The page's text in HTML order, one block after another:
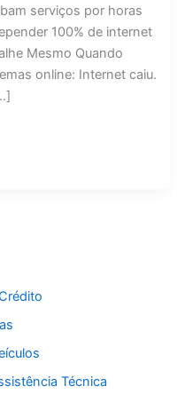
serviços por horas
100% de internet
Mesmo Quando
online: Internet caiu.
Técnica